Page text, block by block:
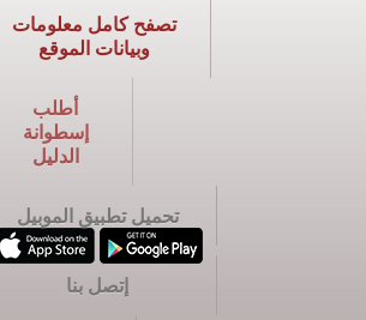
تصفح كامل معلومات
وبيانات الموقع
أطلب
إسطوانة
الدليل
تحميل تطبيق الموبيل
إتصل بنا